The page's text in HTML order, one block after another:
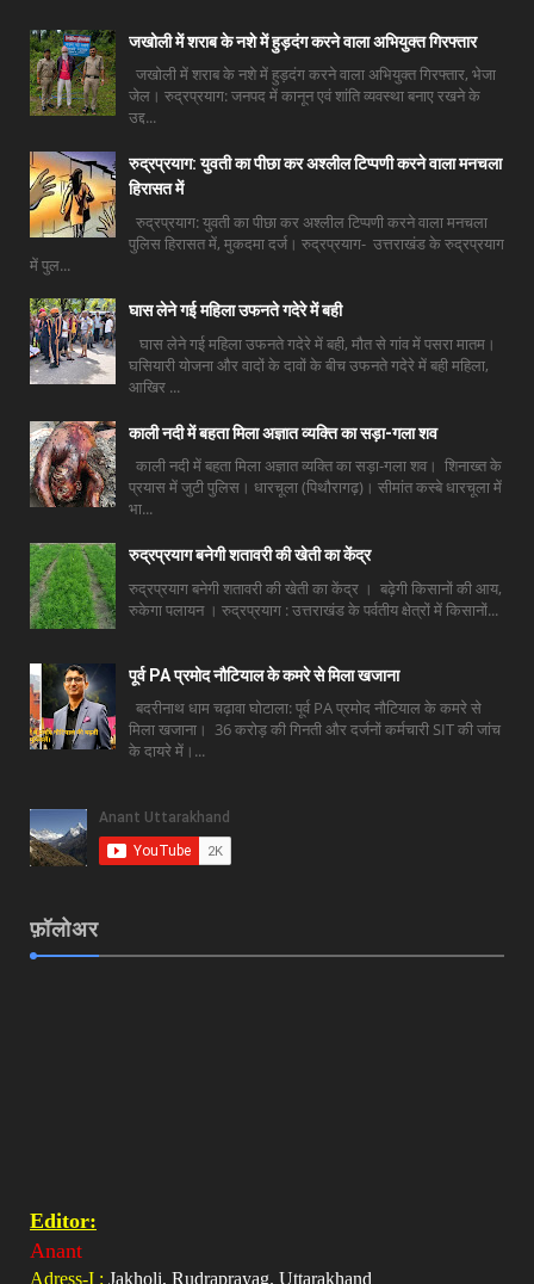
जखोली में शराब के नशे में हुड़दंग करने वाला अभियुक्त गिरफ्तार
जखोली में शराब के नशे में हुड़दंग करने वाला अभियुक्त गिरफ्तार, भेजा
जेल। रुद्रप्रयाग: जनपद में कानून एवं शांति व्यवस्था बनाए रखने के
उद्द...
रुद्रप्रयाग: युवती का पीछा कर अश्लील टिप्पणी करने वाला मनचला
हिरासत में
रुद्रप्रयाग: युवती का पीछा कर अश्लील टिप्पणी करने वाला मनचला
पुलिस हिरासत में, मुकदमा दर्ज। रुद्रप्रयाग- उत्तराखंड के रुद्रप्रयाग
में पुल...
घास लेने गई महिला उफनते गदेरे में बही
घास लेने गई महिला उफनते गदेरे में बही, मौत से गांव में पसरा मातम।
घसियारी योजना और वादों के दावों के बीच उफनते गदेरे में बही महिला,
आखिर ...
काली नदी में बहता मिला अज्ञात व्यक्ति का सड़ा-गला शव
काली नदी में बहता मिला अज्ञात व्यक्ति का सड़ा-गला शव। शिनाख्त के
प्रयास में जुटी पुलिस। धारचूला (पिथौरागढ़)। सीमांत कस्बे धारचूला में
भा...
रुद्रप्रयाग बनेगी शतावरी की खेती का केंद्र
रुद्रप्रयाग बनेगी शतावरी की खेती का केंद्र । बढ़ेगी किसानों की आय,
रुकेगा पलायन । रुद्रप्रयाग : उत्तराखंड के पर्वतीय क्षेत्रों में किसानों...
पूर्व PA प्रमोद नौटियाल के कमरे से मिला खजाना
बदरीनाथ धाम चढ़ावा घोटाला: पूर्व PA प्रमोद नौटियाल के कमरे से
मिला खजाना। 36 करोड़ की गिनती और दर्जनों कर्मचारी SIT की जांच
के दायरे में।...
फ़ॉलोअर
Editor:
Anant
Adress-I : Jakholi, Rudraprayag. Uttarakhand